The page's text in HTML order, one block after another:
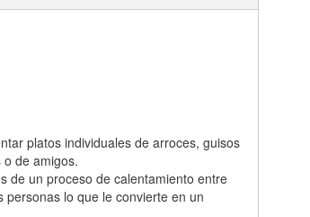
platos individuales de arroces, guisos
de amigos.
de un proceso de calentamiento entre
lo que le convierte en un